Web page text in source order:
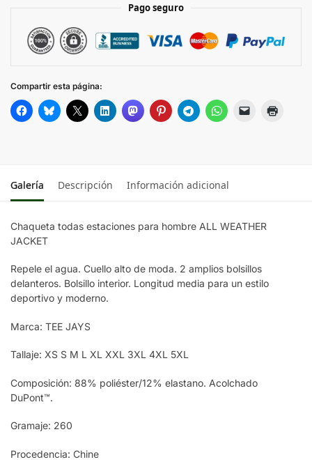
Pago seguro
Compartir esta página:
Galería Descripción Información adicional
Chaqueta todas estaciones para hombre ALL WEATHER
JACKET
Repele el agua. Cuello alto de moda. 2 amplios bolsillos
delanteros. Bolsillo interior. Longitud media para un estilo
deportivo y moderno.
Marca: TEE JAYS
Tallaje: XS S M L XL XXL 3XL 4XL 5XL
Composición: 88% poliéster/12% elastano. Acolchado
DuPont™.
Gramaje: 260
Procedencia: Chine